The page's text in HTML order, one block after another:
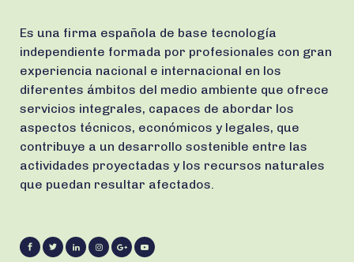
Es una firma española de base tecnología
independiente formada por profesionales con gran
experiencia nacional e internacional en los
diferentes ámbitos del medio ambiente que ofrece
servicios integrales, capaces de abordar los
aspectos técnicos, económicos y legales, que
contribuye a un desarrollo sostenible entre las
actividades proyectadas y los recursos naturales
que puedan resultar afectados.